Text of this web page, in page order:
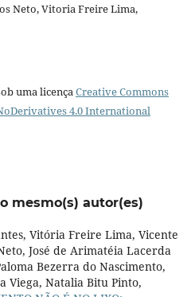
Neto, Vitoria Freire Lima,
uma licençaCreative Commons
4.0 International
mesmo(s) autor(es)
Vitória Freire Lima, Vicente
José de Arimatéia Lacerda
Bezerra do Nascimento,
Viega, Natalia Bitu Pinto,